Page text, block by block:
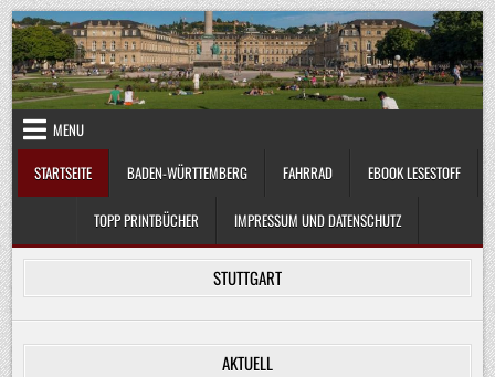
Skip
to
content
MENU
STARTSEITE
BADEN-WÜRTTEMBERG FAHRRAD EBOOK LESESTOFF
TOPP PRINTBÜCHER IMPRESSUM UND DATENSCHUTZ
STUTTGART
AKTUELL